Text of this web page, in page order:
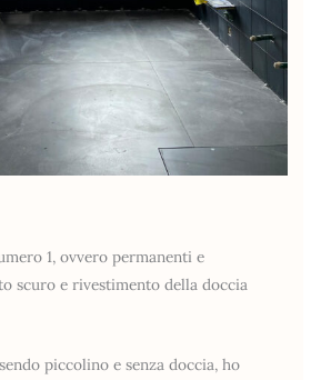
1, ovvero permanenti e
scuro e rivestimento della doccia
piccolino e senza doccia, ho